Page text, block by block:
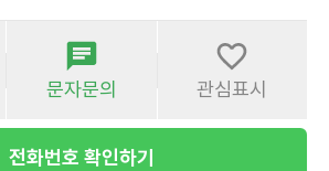
문자문의 관심표시
전화번호 확인하기